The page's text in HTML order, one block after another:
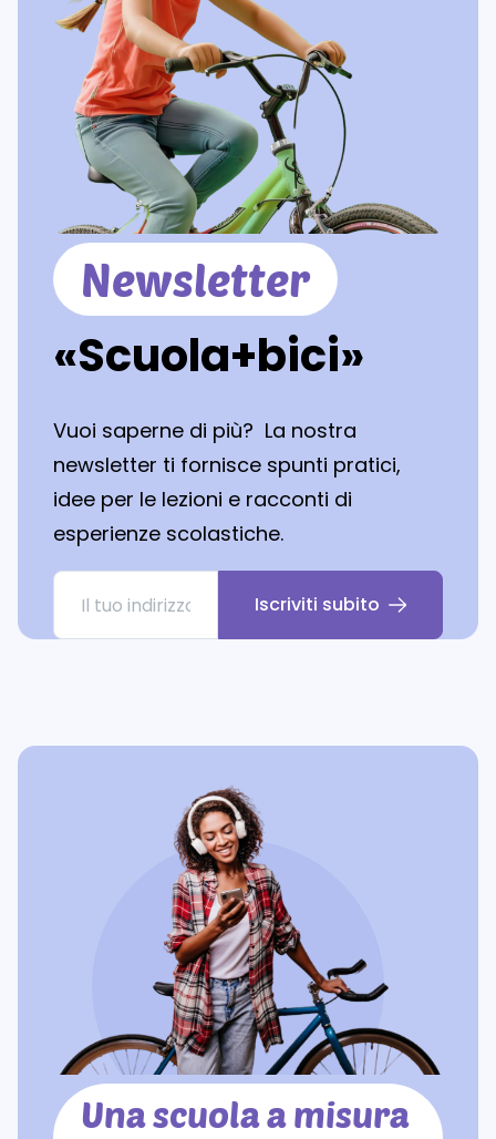
Newsletter
«Scuola+bici»
Vuoi saperne di più? La nostra
newsletter ti fornisce spunti pratici,
idee per le lezioni e racconti di
esperienze scolastiche.
Iscriviti subito
Una scuola a misura